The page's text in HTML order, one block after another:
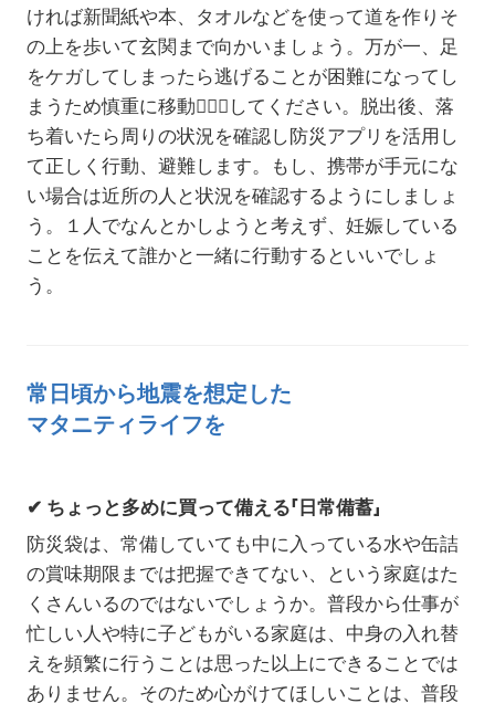
ければ新聞紙や本、タオルなどを使って道を作りそ
の上を歩いて玄関まで向かいましょう。万が一、足
をケガしてしまったら逃げることが困難になってし
まうため慎重に移動🚶🏻‍♀️してください。脱出後、落
ち着いたら周りの状況を確認し防災アプリを活用し
て正しく行動、避難します。もし、携帯が手元にな
い場合は近所の人と状況を確認するようにしましょ
う。１人でなんとかしようと考えず、妊娠している
ことを伝えて誰かと一緒に行動するといいでしょ
う。
常日頃から地震を想定した
マタニティライフを
✔ ちょっと多めに買って備える「日常備蓄」
防災袋は、常備していても中に入っている水や缶詰
の賞味期限までは把握できてない、という家庭はた
くさんいるのではないでしょうか。普段から仕事が
忙しい人や特に子どもがいる家庭は、中身の入れ替
えを頻繁に行うことは思った以上にできることでは
ありません。そのため心がけてほしいことは、普段